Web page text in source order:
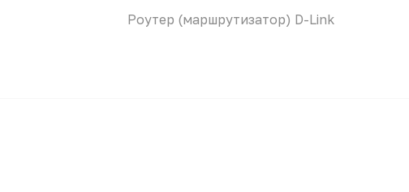
Роутер (маршрутизатор) D-Link